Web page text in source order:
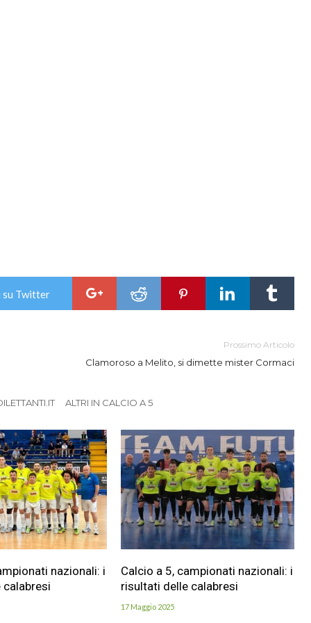
su Twitter
Prossimo Articolo
Clamoroso a Melito, si dimette mister Cormaci
ALTRI IN CALCIO A 5
nazionali: i
Calcio a 5, campionati nazionali: i
risultati delle calabresi
17 Maggio 2025